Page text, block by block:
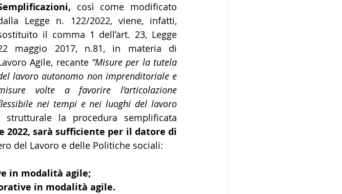
così come modificato
Legge n. 122/2022, viene, infatti,
il comma 1 dell’art. 23, Legge
maggio 2017, n.81, in materia di
Agile, recante “Misure per la tutela
lavoro autonomo non imprenditoriale e
volte a favorire l’articolazione
nei tempi e nei luoghi del lavoro
la procedura semplificata
2022, sarà sufficiente per il datore di
del Lavoro e delle Politiche sociali:
in modalità agile;
in modalità agile.